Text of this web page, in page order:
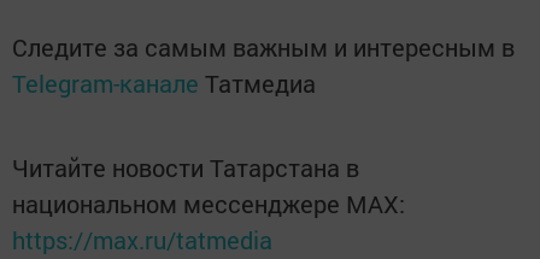
Следите за самым важным и интересным в
Telegram-канале Татмедиа
Читайте новости Татарстана в
национальном мессенджере MАХ:
https://max.ru/tatmedia